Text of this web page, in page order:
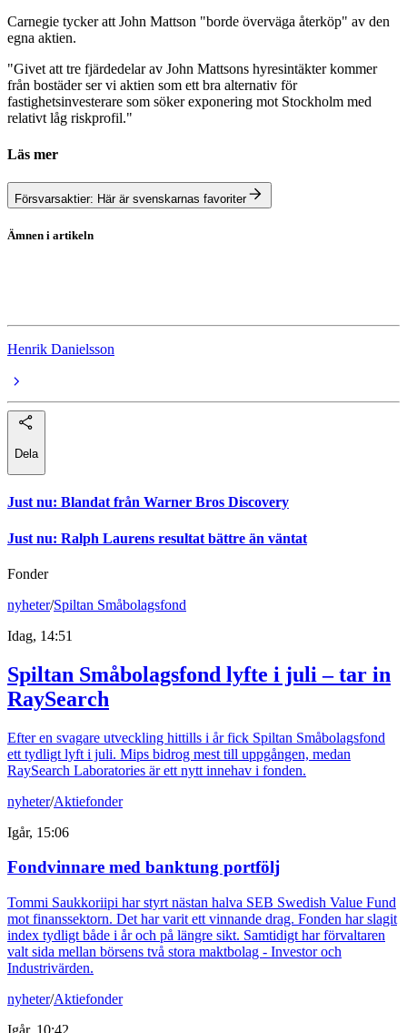
Carnegie tycker att John Mattson "borde överväga återköp" av den
egna aktien.
"Givet att tre fjärdedelar av John Mattsons hyresintäkter kommer
från bostäder ser vi aktien som ett bra alternativ för
fastighetsinvesterare som söker exponering mot Stockholm med
relativt låg riskprofil."
Läs mer
Försvarsaktier: Här är svenskarnas favoriter
Ämnen i artikeln
Henrik Danielsson
Dela
Just nu: Blandat från Warner Bros Discovery
Just nu: Ralph Laurens resultat bättre än väntat
Fonder
nyheter/Spiltan Småbolagsfond
Idag, 14:51
Spiltan Småbolagsfond lyfte i juli – tar in
RaySearch
Efter en svagare utveckling hittills i år fick Spiltan Småbolagsfond
ett tydligt lyft i juli. Mips bidrog mest till uppgången, medan
RaySearch Laboratories är ett nytt innehav i fonden.
nyheter/Aktiefonder
Igår, 15:06
Fondvinnare med banktung portfölj
Tommi Saukkoriipi har styrt nästan halva SEB Swedish Value Fund
mot finanssektorn. Det har varit ett vinnande drag. Fonden har slagit
index tydligt både i år och på längre sikt. Samtidigt har förvaltaren
valt sida mellan börsens två stora maktbolag - Investor och
Industrivärden.
nyheter/Aktiefonder
Igår, 10:42